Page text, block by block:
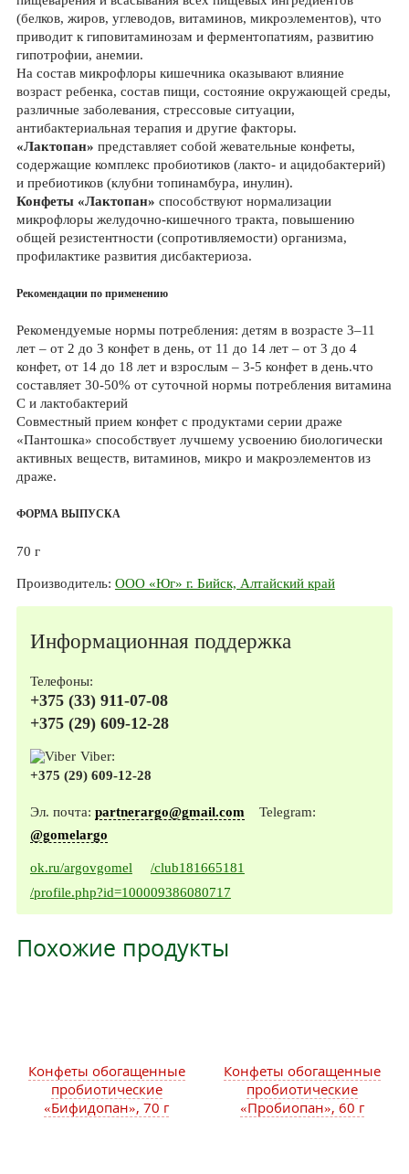
(белков, жиров, углеводов, витаминов, микроэлементов), что
приводит к гиповитаминозам и ферментопатиям, развитию
гипотрофии, анемии.
На состав микрофлоры кишечника оказывают влияние
возраст ребенка, состав пищи, состояние окружающей среды,
различные заболевания, стрессовые ситуации,
антибактериальная терапия и другие факторы.
«Лактопан» представляет собой жевательные конфеты,
содержащие комплекс пробиотиков (лакто- и ацидобактерий)
и пребиотиков (клубни топинамбура, инулин).
Конфеты «Лактопан» способствуют нормализации
микрофлоры желудочно-кишечного тракта, повышению
общей резистентности (сопротивляемости) организма,
профилактике развития дисбактериоза.
Рекомендации по применению
Рекомендуемые нормы потребления: детям в возрасте 3–11
лет – от 2 до 3 конфет в день, от 11 до 14 лет – от 3 до 4
конфет, от 14 до 18 лет и взрослым – 3-5 конфет в день.что
составляет 30-50% от суточной нормы потребления витамина
С и лактобактерий
Совместный прием конфет с продуктами серии драже
«Пантошка» способствует лучшему усвоению биологически
активных веществ, витаминов, микро­ и макроэлементов из
драже.
ФОРМА ВЫПУСКА
70 г
Производитель: ООО «Юг» г. Бийск, Алтайский край
Информационная поддержка
Телефоны:
+375 (33) 911-07-08
+375 (29) 609-12-28
Viber:
+375 (29) 609-12-28
Эл. почта: partnerargo@gmail.com Telegram:
@gomelargo
ok.ru/argovgomel
/club181665181
/profile.php?id=100009386080717
Похожие продукты
Конфеты обогащенные
пробиотические
«Бифидопан», 70 г
Конфеты обогащенные
пробиотические
«Пробиопан», 60 г